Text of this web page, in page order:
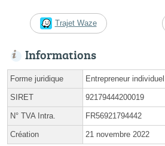
Trajet Waze
Informations
Forme juridique Entrepreneur individuel
SIRET 92179444200019
N° TVA Intra. FR56921794442
Création 21 novembre 2022